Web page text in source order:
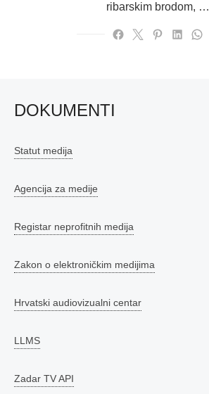
ribarskim brodom, …
DOKUMENTI
Statut medija
Agencija za medije
Registar neprofitnih medija
Zakon o elektroničkim medijima
Hrvatski audiovizualni centar
LLMS
Zadar TV API